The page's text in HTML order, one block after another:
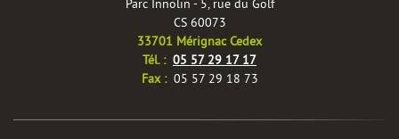
Parc Innolin - 5, rue du Golf
CS 60073
33701 Mérignac Cedex
Tél. : 05 57 29 17 17
Fax :05 57 29 18 73